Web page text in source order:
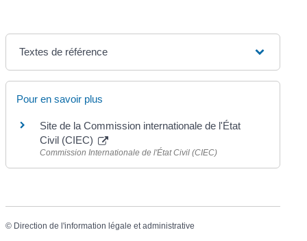
Textes de référence
Pour en savoir plus
Site de la Commission internationale de l'État
Civil (CIEC)
Commission Internationale de l'État Civil (CIEC)
© Direction de l'information légale et administrative